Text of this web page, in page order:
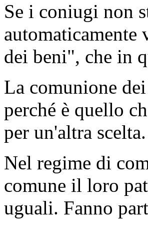
Se i coniugi non
dei beni", che in
La comunione
perché è quello
per un'altra scelta.
Nel regime di
comune il loro
uguali. Fanno